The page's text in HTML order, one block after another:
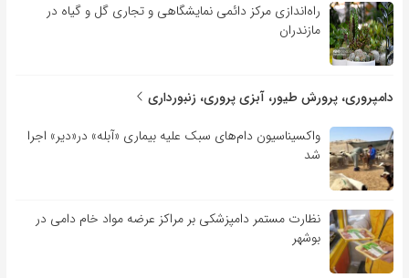
راه‌اندازی مرکز دائمی نمایشگاهی و تجاری گل و گیاه در
مازندران
دامپروری، پرورش طیور، آبزی پروری، زنبورداری
واکسیناسیون دام‌های سبک علیه بیماری «آبله» در«دیر» اجرا
شد
نظارت مستمر دامپزشکی بر مراکز عرضه مواد خام دامی در
بوشهر